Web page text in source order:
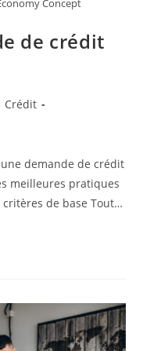
Concept
de crédit
Crédit
demande de crédit
meilleures pratiques
de base Tout…